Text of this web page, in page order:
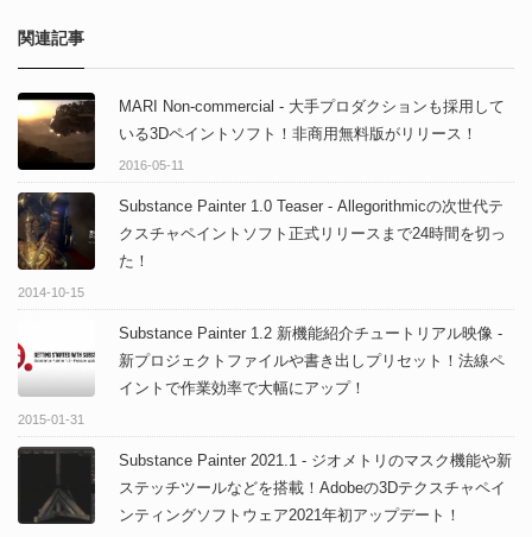
関連記事
MARI Non-commercial - 大手プロダクションも採用して
いる3Dペイントソフト！非商用無料版がリリース！
2016-05-11
Substance Painter 1.0 Teaser - Allegorithmicの次世代テ
クスチャペイントソフト正式リリースまで24時間を切っ
た！
2014-10-15
Substance Painter 1.2 新機能紹介チュートリアル映像 -
新プロジェクトファイルや書き出しプリセット！法線ペ
イントで作業効率で大幅にアップ！
2015-01-31
Substance Painter 2021.1 - ジオメトリのマスク機能や新
ステッチツールなどを搭載！Adobeの3Dテクスチャペイ
ンティングソフトウェア2021年初アップデート！